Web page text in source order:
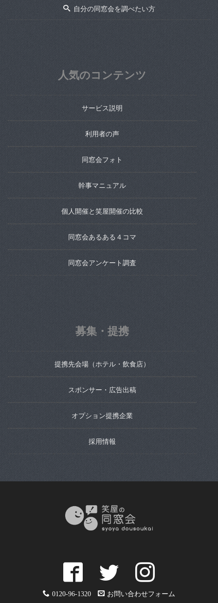
自分の同窓会を調べたい方
人気のコンテンツ
サービス説明
利用者の声
同窓会フォト
幹事マニュアル
個人開催と笑屋開催の比較
同窓会あるある４コマ
同窓会アンケート調査
募集・提携
提携先会場（ホテル・飲食店）
スポンサー・広告出稿
オプション提携企業
採用情報
0120-96-1320 お問い合わせフォーム